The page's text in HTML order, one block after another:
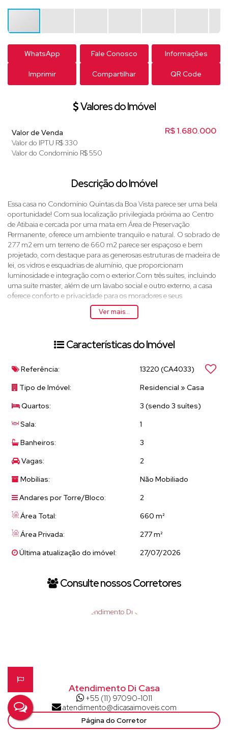
WhatsApp Fale Conosco Informações
Imprimir Compartilhar QR Code
Valores do Imóvel
R$1.680.000
Valor de Venda
Valor do IPTU R$330
Valor do Condominio R$550
Descrição do Imóvel
Essa casa no Condomínio Quintas da Boa Vista parece ser uma bela
oportunidade! Com sua localização privilegiada próxima ao Centro
de Atibaia e cercada por uma mata em Área de Preservação
Permanente, oferece um ambiente tranquilo e natural. O sobrado de
277 m2 em um terreno de 660 m2 parece ser espaçoso e bem
projetado, com destaque para as generosas estruturas de madeira de
lei, os vidros e esquadrias de alumínio, que proporcionam
luminosidade e integração com o exterior.Com três suítes, incluindo
uma suíte master, além de um lavabo social e outro externo, a casa
oferece conforto e privacidade para os moradores e seus
convidados. A ampla sala integrada à cozinha permite uma
convivência fluida e agradável, enquanto o escritório oferece
carros e uma moto, juntamente com espaço adicional para mais
No geral, parece ser uma residência completa e bem projetada, ideal
Ver mais...
Características do Imóvel
Referência: 13220 (CA4033)
Tipo de Imóvel:
Residencial » Casa
Quartos:
3 (sendo 3 suítes)
Sala:
1
Banheiros:
3
Vagas:
2
Mobílias:
Não Mobiliado
Andares por Torre/Bloco:
2
Área Total:
660 m²
Área Privada:
277 m²
Última atualização do imóvel:
27/07/2026
Consulte nossos Corretores
Atendimento Di Casa
+55 (11) 97090-1011
atendimento@dicasaimoveis.com
Página do Corretor